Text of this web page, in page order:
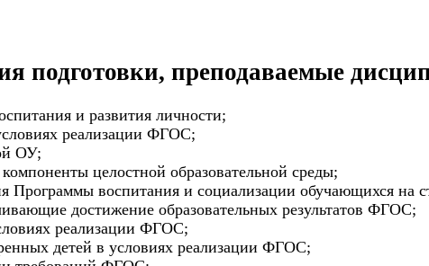
подготовки, преподаваемые
и развития личности;
реализации ФГОС;
ОУ;
целостной образовательной среды;
Программы воспитания и социализации обучающихся на
достижение образовательных результатов ФГОС;
реализации ФГОС;
детей в условиях реализации ФГОС;